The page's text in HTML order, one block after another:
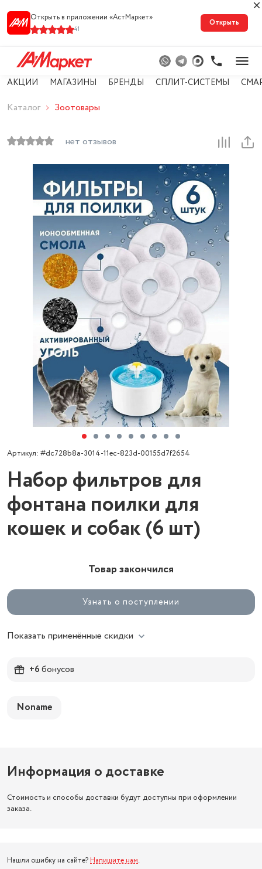
Открыть в приложении «АстМарке‪т‬»
41
Открыть
АКЦИИ МАГАЗИНЫ БРЕНДЫ СПЛИТ-СИСТЕМЫ
Каталог Зоотовары
нет отзывов
Артикул: #dc728b8a-3014-11ec-823d-00155d7f2654
Набор фильтров для
фонтана поилки для
кошек и собак (6 шт)
Товар закончился
Узнать о поступлении
Показать применённые скидки
+6бонусов
Noname
Информация о доставке
Стоимость и способы доставки будут доступны при оформлении
заказа.
Нашли ошибку на сайте? Напишите нам.